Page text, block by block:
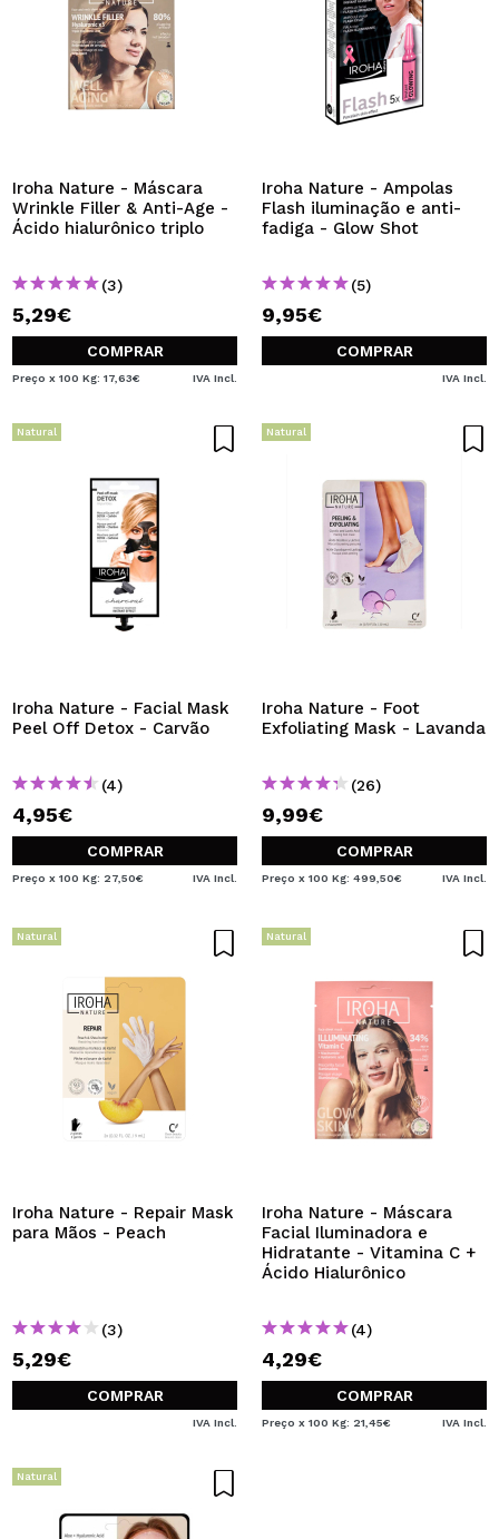
Iroha Nature - Máscara
Wrinkle Filler & Anti-Age -
Ácido hialurônico triplo
(3)
5,29€
COMPRAR
Preço x 100 Kg: 17,63€ IVA Incl.
Iroha Nature - Ampolas
Flash iluminação e anti-
fadiga - Glow Shot
(5)
9,95€
COMPRAR
IVA Incl.
Natural
Iroha Nature - Facial Mask
Peel Off Detox - Carvão
(4)
4,95€
COMPRAR
Preço x 100 Kg: 27,50€ IVA Incl.
Natural
Iroha Nature - Foot
Exfoliating Mask - Lavanda
(26)
9,99€
COMPRAR
Preço x 100 Kg: 499,50€ IVA Incl.
Natural
Iroha Nature - Repair Mask
para Mãos - Peach
(3)
5,29€
COMPRAR
IVA Incl.
Natural
Iroha Nature - Máscara
Facial Iluminadora e
Hidratante - Vitamina C +
Ácido Hialurônico
(4)
4,29€
COMPRAR
Preço x 100 Kg: 21,45€ IVA Incl.
Natural